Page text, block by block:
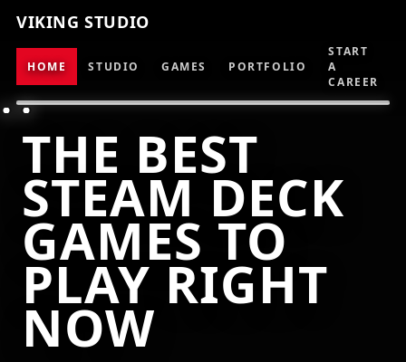
VIKING STUDIO
HOME STUDIO GAMES PORTFOLIO
START
A
CAREER
THE BEST
STEAM DECK
GAMES TO
PLAY RIGHT
NOW